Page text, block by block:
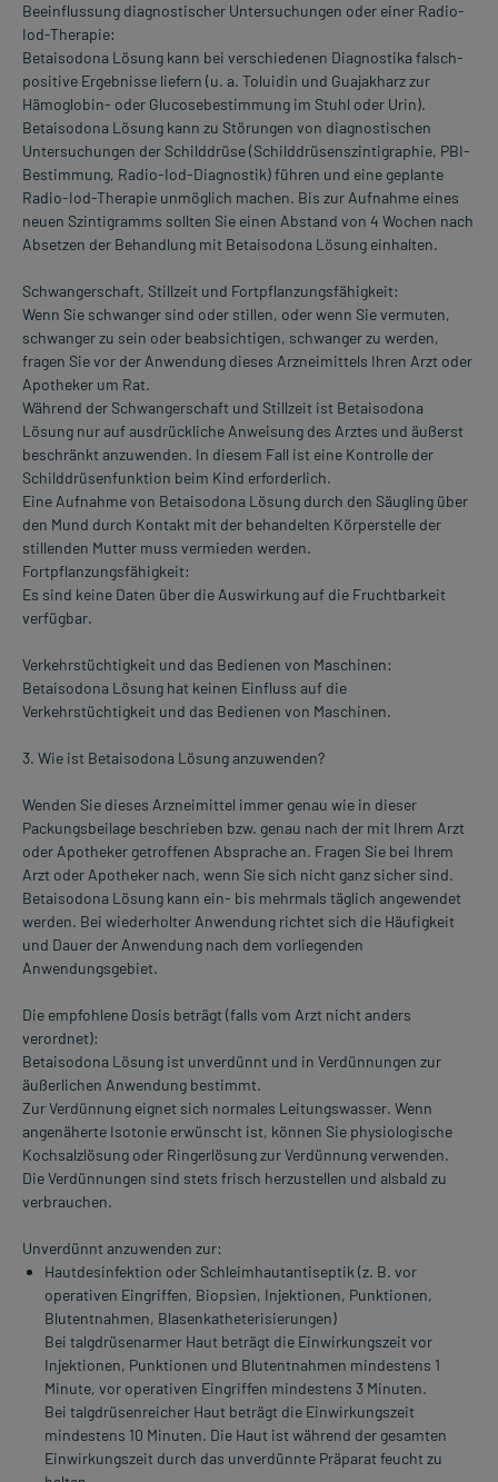
Beeinflussung diagnostischer Untersuchungen oder einer Radio-
Iod-Therapie:
Betaisodona Lösung kann bei verschiedenen Diagnostika falsch-
positive Ergebnisse liefern (u. a. Toluidin und Guajakharz zur
Hämoglobin- oder Glucosebestimmung im Stuhl oder Urin).
Betaisodona Lösung kann zu Störungen von diagnostischen
Untersuchungen der Schilddrüse (Schilddrüsenszintigraphie, PBI-
Bestimmung, Radio-Iod-Diagnostik) führen und eine geplante
Radio-Iod-Therapie unmöglich machen. Bis zur Aufnahme eines
neuen Szintigramms sollten Sie einen Abstand von 4 Wochen nach
Absetzen der Behandlung mit Betaisodona Lösung einhalten.
Schwangerschaft, Stillzeit und Fortpflanzungsfähigkeit:
Wenn Sie schwanger sind oder stillen, oder wenn Sie vermuten,
schwanger zu sein oder beabsichtigen, schwanger zu werden,
fragen Sie vor der Anwendung dieses Arzneimittels Ihren Arzt oder
Apotheker um Rat.
Während der Schwangerschaft und Stillzeit ist Betaisodona
Lösung nur auf ausdrückliche Anweisung des Arztes und äußerst
beschränkt anzuwenden. In diesem Fall ist eine Kontrolle der
Schilddrüsenfunktion beim Kind erforderlich.
Eine Aufnahme von Betaisodona Lösung durch den Säugling über
den Mund durch Kontakt mit der behandelten Körperstelle der
stillenden Mutter muss vermieden werden.
Fortpflanzungsfähigkeit:
Es sind keine Daten über die Auswirkung auf die Fruchtbarkeit
verfügbar.
Verkehrstüchtigkeit und das Bedienen von Maschinen:
Betaisodona Lösung hat keinen Einfluss auf die
Verkehrstüchtigkeit und das Bedienen von Maschinen.
3. Wie ist Betaisodona Lösung anzuwenden?
Wenden Sie dieses Arzneimittel immer genau wie in dieser
Packungsbeilage beschrieben bzw. genau nach der mit Ihrem Arzt
oder Apotheker getroffenen Absprache an. Fragen Sie bei Ihrem
Arzt oder Apotheker nach, wenn Sie sich nicht ganz sicher sind.
Betaisodona Lösung kann ein- bis mehrmals täglich angewendet
werden. Bei wiederholter Anwendung richtet sich die Häufigkeit
und Dauer der Anwendung nach dem vorliegenden
Anwendungsgebiet.
Die empfohlene Dosis beträgt (falls vom Arzt nicht anders
verordnet):
Betaisodona Lösung ist unverdünnt und in Verdünnungen zur
äußerlichen Anwendung bestimmt.
Zur Verdünnung eignet sich normales Leitungswasser. Wenn
angenäherte Isotonie erwünscht ist, können Sie physiologische
Kochsalzlösung oder Ringerlösung zur Verdünnung verwenden.
Die Verdünnungen sind stets frisch herzustellen und alsbald zu
verbrauchen.
Unverdünnt anzuwenden zur:
Hautdesinfektion oder Schleimhautantiseptik (z. B. vor
operativen Eingriffen, Biopsien, Injektionen, Punktionen,
Blutentnahmen, Blasenkatheterisierungen)
Bei talgdrüsenarmer Haut beträgt die Einwirkungszeit vor
Injektionen, Punktionen und Blutentnahmen mindestens 1
Minute, vor operativen Eingriffen mindestens 3 Minuten.
Bei talgdrüsenreicher Haut beträgt die Einwirkungszeit
mindestens 10 Minuten. Die Haut ist während der gesamten
Einwirkungszeit durch das unverdünnte Präparat feucht zu